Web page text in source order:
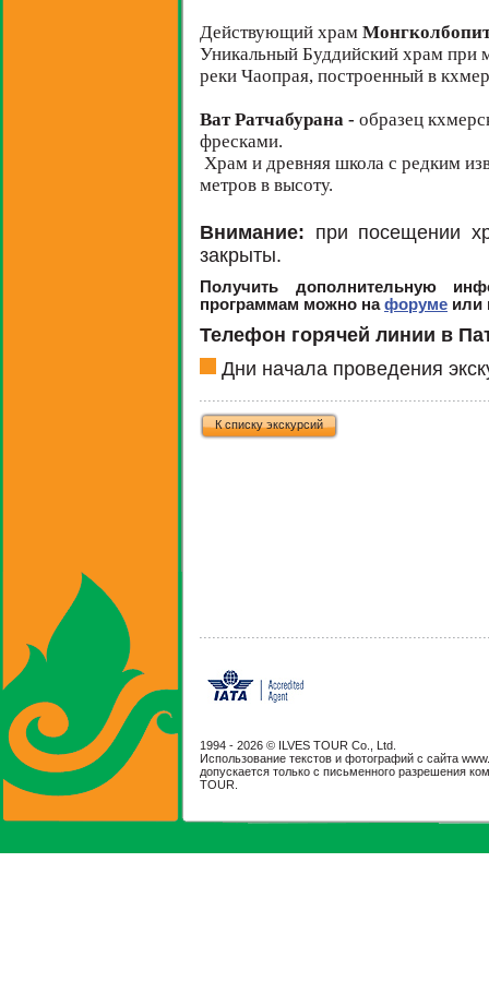
Действующий храм
Уникальный Буддийский храм при
реки Чаопрая, построенный в
Ват Ратчабурана - образец
фресками.
Храм и древняя школа с редким
метров в высоту.
Внимание: при посещении
закрыты.
Получить дополнительную
программам можно нафоруме или
Телефон горячей линии в
Дни начала проведения
К списку экскурсий
1994 - 2026 © ILVES TOUR Co., Ltd.
Использование текстов и фотографий с сайта
допускается только с письменного разрешения
TOUR.